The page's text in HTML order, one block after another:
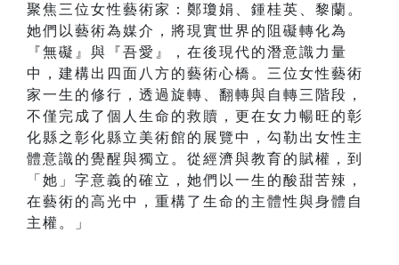
聚焦三位女性藝術家：鄭瓊娟、鍾桂英、黎蘭。
她們以藝術為媒介，將現實世界的阻礙轉化為
『無礙』與『吾愛』，在後現代的潛意識力量
中，建構出四面八方的藝術心橋。三位女性藝術
家一生的修行，透過旋轉、翻轉與自轉三階段，
不僅完成了個人生命的救贖，更在女力暢旺的彰
化縣之彰化縣立美術館的展覽中，勾勒出女性主
體意識的覺醒與獨立。從經濟與教育的賦權，到
「她」字意義的確立，她們以一生的酸甜苦辣，
在藝術的高光中，重構了生命的主體性與身體自
主權。」